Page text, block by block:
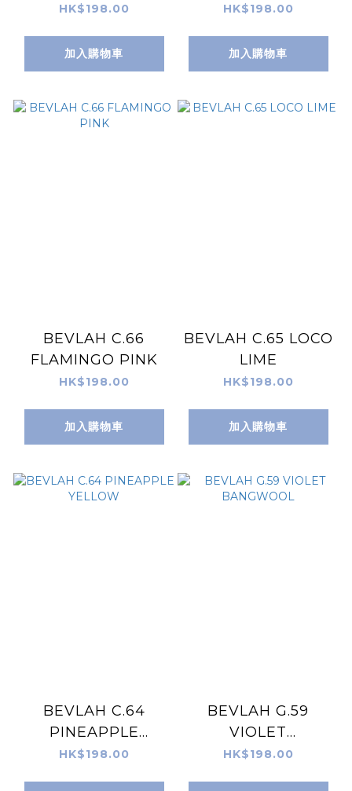
HK$198.00
加入購物車
HK$198.00
加入購物車
BEVLAH C.66
FLAMINGO PINK
HK$198.00
加入購物車
BEVLAH C.65 LOCO
LIME
HK$198.00
加入購物車
BEVLAH C.64
PINEAPPLE
YELLOW
HK$198.00
BEVLAH G.59
VIOLET
BANGWOOL
HK$198.00